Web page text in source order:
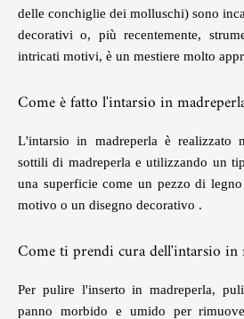
delle conchiglie dei molluschi) sono
decorativi o, più recentemente,
intricati motivi, è un mestiere molto
Come è fatto l'intarsio in
L'intarsio in madreperla è realizzato
sottili di madreperla e utilizzando un
una superficie come un pezzo di
motivo o un disegno decorativo .
Come ti prendi cura dell'intarsio in
Per pulire l'inserto in madreperla,
panno morbido e umido per